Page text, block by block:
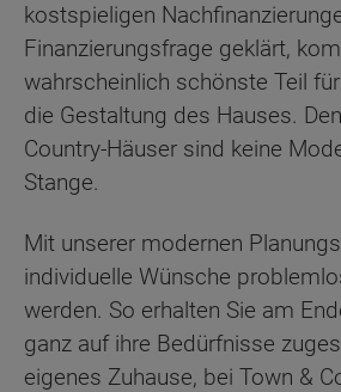
kostspieligen
Finanzierungsfrage geklärt,
wahrscheinlich schönste Teil
die Gestaltung des Hauses.
Country-Häuser sind keine
Stange.
Mit unserer modernen
individuelle Wünsche
werden. So erhalten Sie am
ganz auf ihre Bedürfnisse
eigenes Zuhause, bei Town &